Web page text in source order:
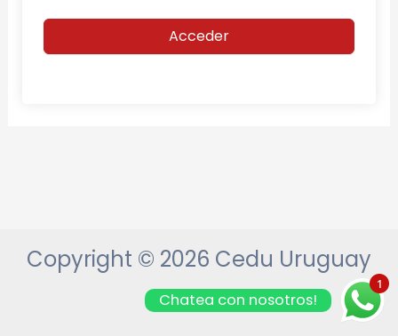
Acceder
Copyright © 2026 Cedu Uruguay
1
Chatea con nosotros!